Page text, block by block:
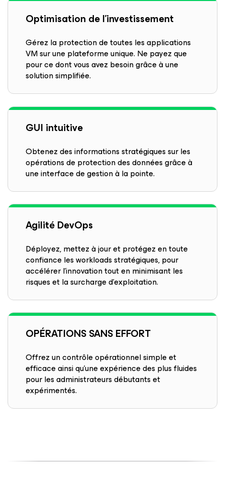
Optimisation de l’investissement
Gérez la protection de toutes les applications
VM sur une plateforme unique. Ne payez que
pour ce dont vous avez besoin grâce à une
solution simplifiée.
GUI intuitive
Obtenez des informations stratégiques sur les
opérations de protection des données grâce à
une interface de gestion à la pointe.
Agilité DevOps
Déployez, mettez à jour et protégez en toute
confiance les workloads stratégiques, pour
accélérer l’innovation tout en minimisant les
risques et la surcharge d’exploitation.
OPÉRATIONS SANS EFFORT
Offrez un contrôle opérationnel simple et
efficace ainsi qu’une expérience des plus fluides
pour les administrateurs débutants et
expérimentés.